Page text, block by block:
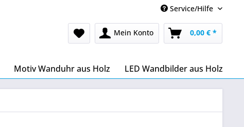
Service/Hilfe
Mein Konto 0,00 € *
Motiv Wanduhr aus Holz LED Wandbilder aus Holz